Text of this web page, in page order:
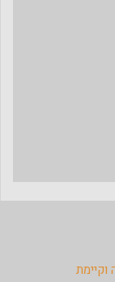
וקיימת